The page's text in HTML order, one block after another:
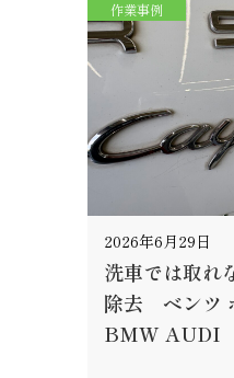
作業事例
2026年6月29日
洗車では取れ
除去 ベンツ
BMW AUDI